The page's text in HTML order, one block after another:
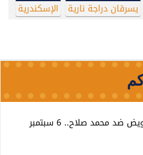
يسرقان دراجة نارية الإسكندرية
دعوى تعويض ضد محمد صلاح.. 6 سبتمبر